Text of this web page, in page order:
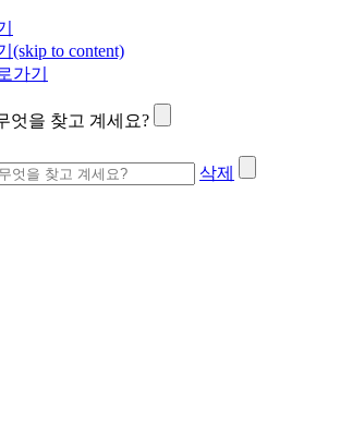
(skip to content)
가기
엇을 찾고 계세요?
삭제